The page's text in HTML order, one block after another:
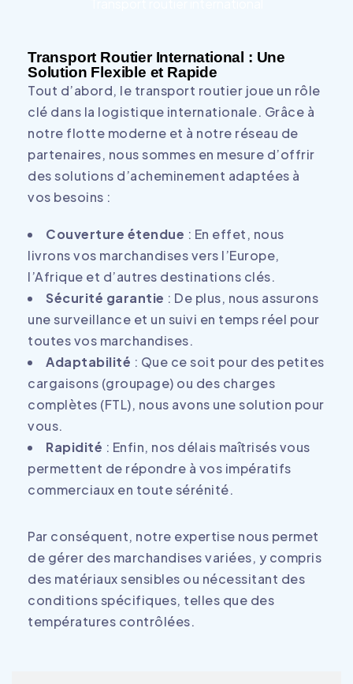
Transport Routier International : Une
Solution Flexible et Rapide
Tout d’abord, le transport routier joue un rôle
clé dans la logistique internationale. Grâce à
notre flotte moderne et à notre réseau de
partenaires, nous sommes en mesure d’offrir
des solutions d’acheminement adaptées à
vos besoins :
Couverture étendue : En effet, nous
livrons vos marchandises vers l’Europe,
l’Afrique et d’autres destinations clés.
Sécurité garantie : De plus, nous assurons
une surveillance et un suivi en temps réel pour
toutes vos marchandises.
Adaptabilité : Que ce soit pour des petites
cargaisons (groupage) ou des charges
complètes (FTL), nous avons une solution pour
vous.
Rapidité : Enfin, nos délais maîtrisés vous
permettent de répondre à vos impératifs
commerciaux en toute sérénité.
Par conséquent, notre expertise nous permet
de gérer des marchandises variées, y compris
des matériaux sensibles ou nécessitant des
conditions spécifiques, telles que des
températures contrôlées.